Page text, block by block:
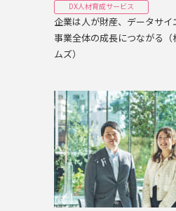
DX人材育成サービス
企業は人が財産、データサ
事業全体の成長につながる（
ムズ）